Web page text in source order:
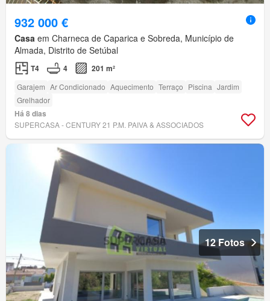
932 000 €
Casa em Charneca de Caparica e Sobreda, Município de
Almada, Distrito de Setúbal
T4 4 201 m²
Garajem Ar Condicionado Aquecimento Terraço Piscina Jardim
Grelhador
Há 8 dias
SUPERCASA - CENTURY 21 P.M. PAIVA & ASSOCIADOS
12 Fotos